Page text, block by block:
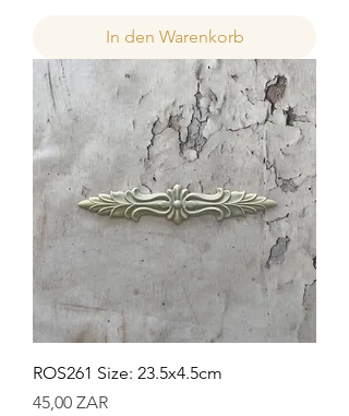
In den Warenkorb
ROS261 Size: 23.5x4.5cm
Preis
45,00 ZAR